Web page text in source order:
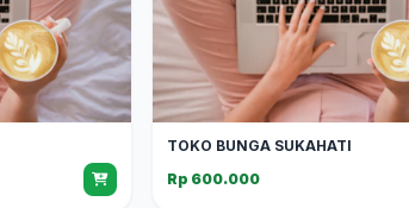
TOKO BUNGA SUKAHATI
Rp 600.000